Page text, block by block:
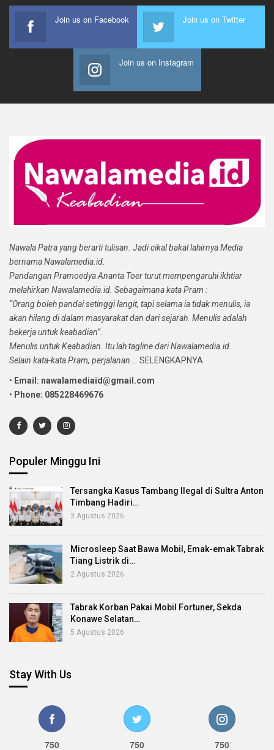
Join us on Facebook Join us on Twitter
Join us on Instagram
Nawala Patra yang berarti tulisan. Jadi cikal bakal lahirnya Media
bernama Nawalamedia.id.
Pandangan Pramoedya Ananta Toer turut mempengaruhi ikhtiar
melahirkan Nawalamedia.id. Sebagaimana kata Pram :
“Orang boleh pandai setinggi langit, tapi selama ia tidak menulis, ia
akan hilang di dalam masyarakat dan dari sejarah. Menulis adalah
bekerja untuk keabadian”.
Menulis untuk Keabadian. Itu lah tagline dari Nawalamedia.id.
Selain kata-kata Pram, perjalanan...
SELENGKAPNYA
• Email: nawalamediaid@gmail.com
• Phone: 085228469676
Populer Minggu Ini
Tersangka Kasus Tambang Ilegal di Sultra Anton
Timbang Hadiri…
3 Agustus 2026
Microsleep Saat Bawa Mobil, Emak-emak Tabrak
Tiang Listrik di…
2 Agustus 2026
Tabrak Korban Pakai Mobil Fortuner, Sekda
Konawe Selatan…
5 Agustus 2026
Stay With Us
750 750 750